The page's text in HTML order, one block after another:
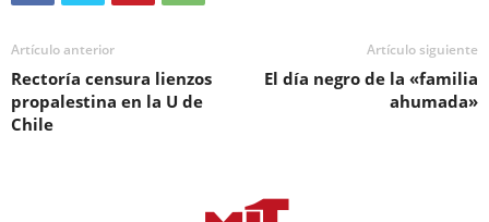
Artículo anterior
Rectoría censura lienzos
propalestina en la U de
Chile
Artículo siguiente
El día negro de la «familia
ahumada»